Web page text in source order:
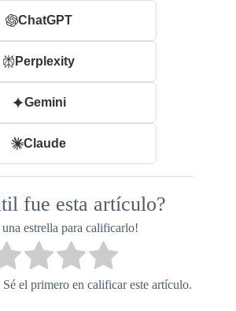
ChatGPT
Perplexity
Gemini
Claude
fue esta artículo?
estrella para calificarlo!
el primero en calificar este artículo.